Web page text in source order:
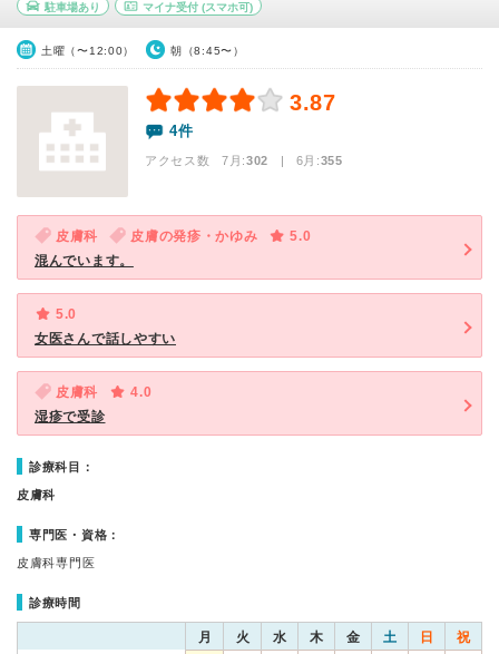
駐車場あり マイナ受付(スマホ可)
土曜（〜12:00） 朝（8:45〜）
3.87
4件
アクセス数 7月:302 | 6月:355
皮膚科 皮膚の発疹・かゆみ
5.0
混んでいます。
5.0
女医さんで話しやすい
皮膚科
4.0
湿疹で受診
診療科目：
皮膚科
専門医・資格：
皮膚科専門医
診療時間
月 火 水 木 金 土 日 祝